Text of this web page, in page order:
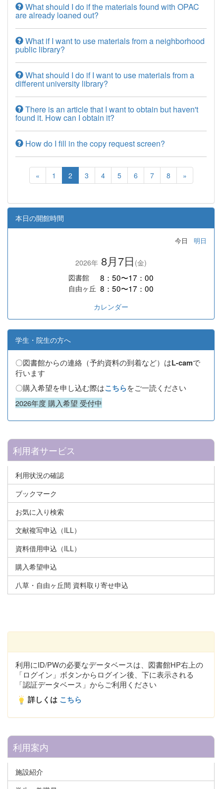
What should I do if the materials found with OPAC
are already loaned out?
What if I want to use materials from a neighborhood
public library?
What should I do if I want to use materials from a
different university library?
There is an article that I want to obtain but haven't
found it. How can I obtain it?
How do I fill in the copy request screen?
« 1 2 3 4 5 6 7 8 »
本日の開館時間
今日 明日
2026年 8月7日 (金)
図書館
8：50〜17：00
自由ヶ丘 8：50〜17：00
カレンダー
学生・院生の方へ
〇図書館からの連絡（予約資料の到着など）はL-camで
行います
〇購入希望を申し込む際はこちらをご一読ください
2026年度 購入希望 受付中
利用者サービス
利用状況の確認
ブックマーク
お気に入り検索
文献複写申込（ILL）
資料借用申込（ILL）
購入希望申込
八草・自由ヶ丘間 資料取り寄せ申込
利用にID/PWの必要なデータベースは、図書館HP右上の
「ログイン」ボタンからログイン後、下に表示される
「認証データベース」からご利用ください
詳しくは こちら
利用案内
施設紹介